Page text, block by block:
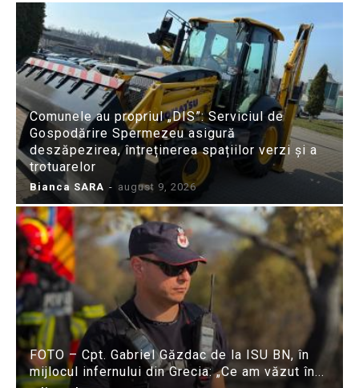
Comunele au propriul „DIS”: Serviciul de
Gospodărire Spermezeu asigură
deszăpezirea, întreținerea spațiilor verzi și a
trotuarelor
Bianca SARA - august 9, 2026
FOTO – Cpt. Gabriel Găzdac de la ISU BN, în
mijlocul infernului din Grecia: „Ce am văzut în...